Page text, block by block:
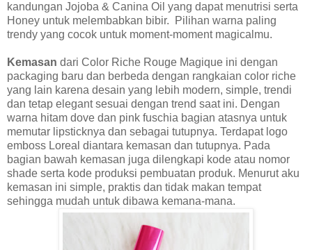
kandungan Jojoba & Canina Oil yang dapat menutrisi serta
Honey untuk melembabkan bibir. Pilihan warna paling
trendy yang cocok untuk moment-moment magicalmu.
Kemasan dari Color Riche Rouge Magique ini dengan
packaging baru dan berbeda dengan rangkaian color riche
yang lain karena desain yang lebih modern, simple, trendi
dan tetap elegant sesuai dengan trend saat ini. Dengan
warna hitam dove dan pink fuschia bagian atasnya untuk
memutar lipsticknya dan sebagai tutupnya. Terdapat logo
emboss Loreal diantara kemasan dan tutupnya. Pada
bagian bawah kemasan juga dilengkapi kode atau nomor
shade serta kode produksi pembuatan produk. Menurut aku
kemasan ini simple, praktis dan tidak makan tempat
sehingga mudah untuk dibawa kemana-mana.